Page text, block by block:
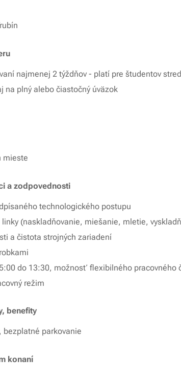
najmenej 2 týždňov - platí pre študentov
na plný alebo čiastočný úväzok
mieste
a zodpovednosti
technologického postupu
(naskladňovanie, miešanie, mletie,
a čistota strojných zariadení
do 13:30, možnosť flexibilného pracovného
režim
benefity
bezplatné parkovanie
konaní